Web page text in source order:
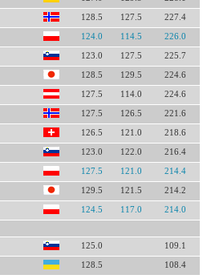
128.5 127.5 227.4
124.0 114.5 226.0
123.0 127.5 225.7
128.5 129.5 224.6
127.5 114.0 224.6
127.5 126.5 221.6
126.5 121.0 218.6
123.0 122.0 216.4
127.5 121.0 214.4
129.5 121.5 214.2
124.5 117.0 214.0
125.0 109.1
128.5 108.4